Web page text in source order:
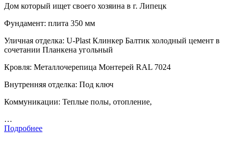
Дом который ищет своего хозяина в г. Липецк
Фундамент: плита 350 мм
Уличная отделка: U-Plast Клинкер Балтик холодный цемент в
сочетании Планкена угольный
Кровля: Металлочерепица Монтерей RAL 7024
Внутренняя отделка: Под ключ
Коммуникации: Теплые полы, отопление,
…
Подробнее